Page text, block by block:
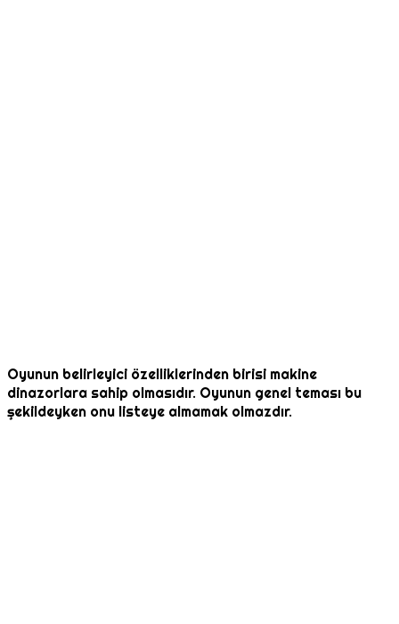
Oyunun belirleyici özelliklerinden birisi makine
dinazorlara sahip olmasıdır. Oyunun genel teması bu
şekildeyken onu listeye almamak olmazdır.